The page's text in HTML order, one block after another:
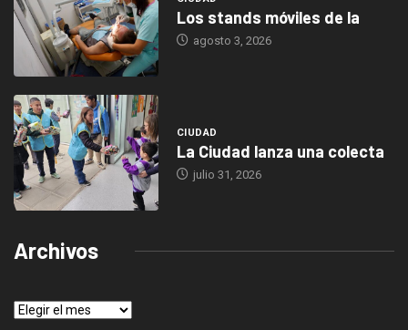
Los stands móviles de la
agosto 3, 2026
CIUDAD
La Ciudad lanza una colecta
julio 31, 2026
Archivos
Archivos